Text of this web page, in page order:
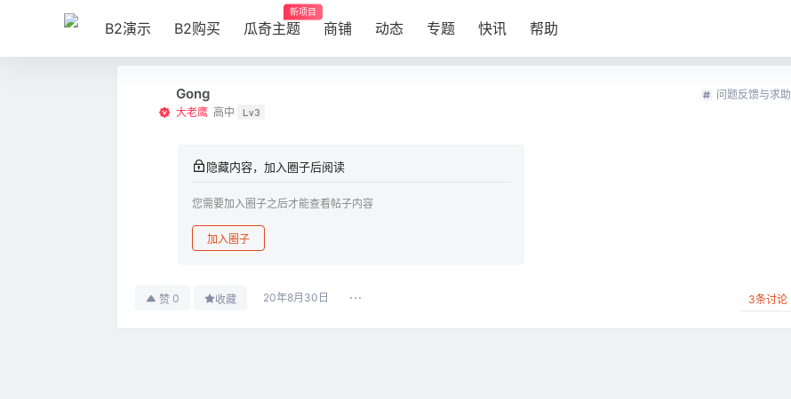
B2演示 B2购买 瓜奇主题
新项目
商铺 动态 专题 快讯 帮助
Gong
大老鹰 高中 Lv3
问题反馈与求助
隐藏内容，加入圈子后阅读
您需要加入圈子之后才能查看帖子内容
加入圈子
赞 0 收藏 20年8月30日 3条讨论